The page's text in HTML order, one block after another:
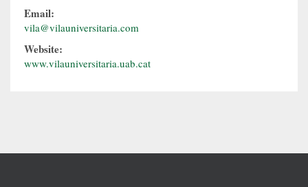
Email:
vila@vilauniversitaria.com
Website:
www.vilauniversitaria.uab.cat